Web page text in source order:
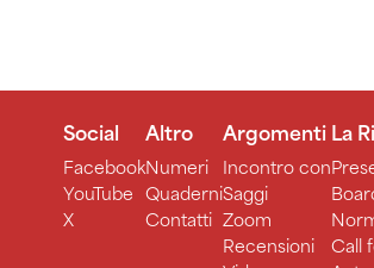
Social
Facebook
YouTube
X
Altro
Numeri
Quaderni
Contatti
Argomenti
Incontro con
Saggi
Zoom
Recensioni
La
Call